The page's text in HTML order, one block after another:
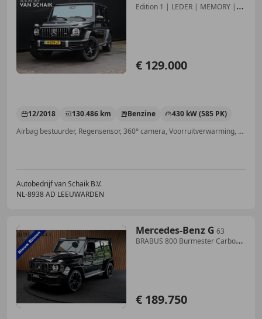
Edition 1 | LEDER | MEMORY |
€ 129.000
12/2018 130.486 km Benzine
430 kW (585 PK)
Airbag bestuurder, Regensensor, 360° camera, Voorruitverwarming, Open dak, Verwarming zetels achter, Elektrische stoelverstelling, LED verlichting
Autobedrijf van Schaik B.V.
NL-8938 AD LEEUWARDEN
Mercedes-Benz G 63
BRABUS 800 Burmester Carbon
€ 189.750